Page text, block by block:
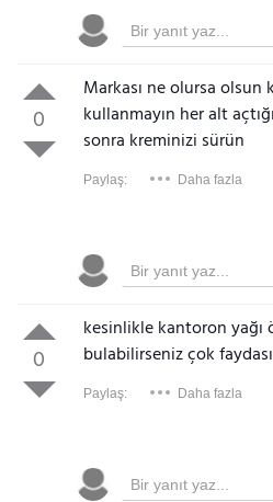
0
Markası ne olursa olsun
kullanmayın her alt
sonra kreminizi sürün
Paylaş: Daha fazla
0
kesinlikle kantoron yağı
bulabilirseniz çok
Paylaş: Daha fazla